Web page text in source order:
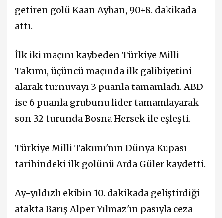
getiren golü Kaan Ayhan, 90+8. dakikada
attı.
İlk iki maçını kaybeden Türkiye Milli
Takımı, üçüncü maçında ilk galibiyetini
alarak turnuvayı 3 puanla tamamladı. ABD
ise 6 puanla grubunu lider tamamlayarak
son 32 turunda Bosna Hersek ile eşleşti.
Türkiye Milli Takımı'nın Dünya Kupası
tarihindeki ilk golünü Arda Güler kaydetti.
Ay-yıldızlı ekibin 10. dakikada geliştirdiği
atakta Barış Alper Yılmaz'ın pasıyla ceza